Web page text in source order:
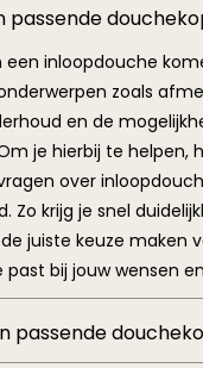
je hierbij te helpen,
Zo krijg je snel
juiste keuze maken
bij jouw wensen
passende
passende
passende